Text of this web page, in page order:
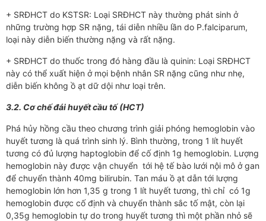
+ SRĐHCT do KSTSR: Loại SRĐHCT này thường phát sinh ở
những trường hợp SR nặng, tái diễn nhiều lần do P.falciparum,
loại này diễn biến thường nặng và rất nặng.
+ SRĐHCT do thuốc trong đó hàng đầu là quinin: Loại SRĐHCT
này có thể xuất hiện ở mọi bệnh nhân SR nặng cũng như nhẹ,
diễn biến không ồ ạt dữ dội như loại trên.
3.2. Cơ chế đái huyết cầu tố (HCT)
Phá hủy hồng cầu theo chương trình giải phóng hemoglobin vào
huyết tương là quá trình sinh lý. Bình thường, trong 1 lít huyết
tương có đủ lượng haptoglobin để cố định 1g hemoglobin. Lượng
hemoglobin này được vận chuyển tới hệ tế bào lưới nội mô ở gan
để chuyển thành 40mg bilirubin. Tan máu ồ ạt dẫn tới lượng
hemoglobin lớn hơn 1,35 g trong 1 lít huyết tương, thì chỉ có 1g
hemoglobin được cố định và chuyển thành sắc tố mật, còn lại
0,35g hemoglobin tự do trong huyết tương thì một phần nhỏ sẽ